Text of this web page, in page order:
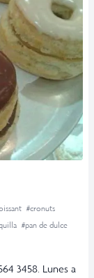
#cronuts
#pan de dulce
3458. Lunes a